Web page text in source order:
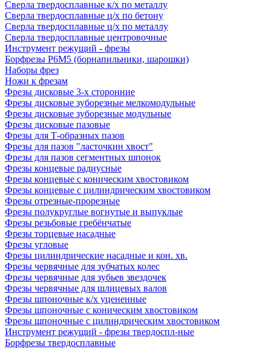
Сверла твердосплавные к/х по металлу
Сверла твердосплавные ц/х по бетону
Сверла твердосплавные ц/х по металлу
Сверла твердосплавные центровочные
Инструмент режущий - фрезы
Борфрезы Р6М5 (борнапильники, шарошки)
Наборы фрез
Ножи к фрезам
Фрезы дисковые 3-х сторонние
Фрезы дисковые зуборезные мелкомодульные
Фрезы дисковые зуборезные модульные
Фрезы дисковые пазовые
Фрезы для Т-образных пазов
Фрезы для пазов "ласточкин хвост"
Фрезы для пазов сегментных шпонок
Фрезы концевые радиусные
Фрезы концевые с коническим хвостовиком
Фрезы концевые с цилиндрическим хвостовиком
Фрезы отрезные-прорезные
Фрезы полукруглые вогнутые и выпуклые
Фрезы резьбовые гребёнчатые
Фрезы торцевые насадные
Фрезы угловые
Фрезы цилиндрические насадные и кон. хв.
Фрезы червячные для зубчатых колес
Фрезы червячные для зубьев звездочек
Фрезы червячные для шлицевых валов
Фрезы шпоночные к/х уцененные
Фрезы шпоночные с коническим хвостовиком
Фрезы шпоночные с цилиндрическим хвостовиком
Инструмент режущий - фрезы твердоспл-ные
Борфрезы твердосплавные